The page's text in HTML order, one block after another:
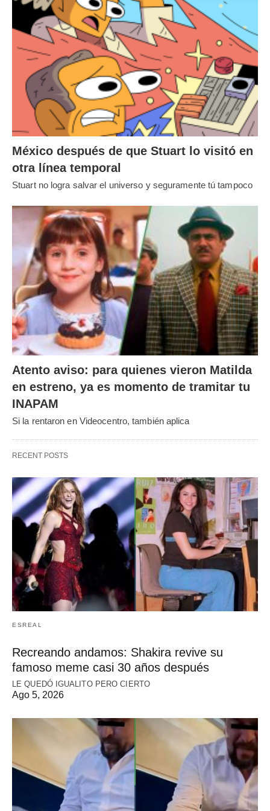
México después de que Stuart lo visitó en
otra línea temporal
Stuart no logra salvar el universo y seguramente tú tampoco
Atento aviso: para quienes vieron Matilda
en estreno, ya es momento de tramitar tu
INAPAM
Si la rentaron en Videocentro, también aplica
RECENT POSTS
ESREAL
Recreando andamos: Shakira revive su
famoso meme casi 30 años después
LE QUEDÓ IGUALITO PERO CIERTO
Ago 5, 2026